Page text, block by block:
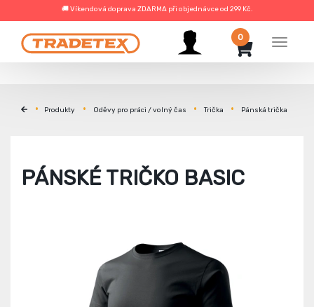
🚚 Víkendová doprava ZDARMA při objednávce od 299 Kč.
Menu
0
Produkty Oděvy pro práci / volný čas Trička Pánská trička
PÁNSKÉ TRIČKO BASIC